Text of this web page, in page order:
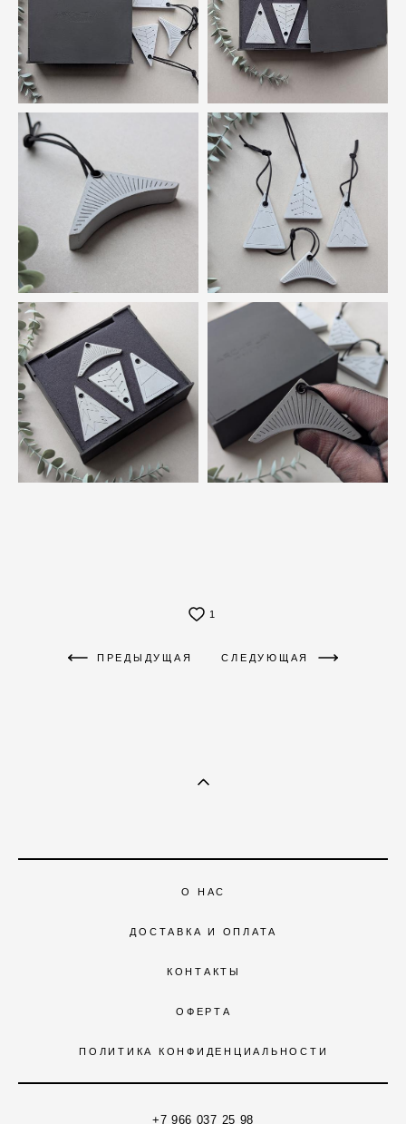
1
ПРЕДЫДУЩАЯ СЛЕДУЮЩАЯ
О НАС
ДОСТАВКА И ОПЛАТА
КОНТАКТЫ
ОФЕРТА
ПОЛИТИКА КОНФИДЕНЦИАЛЬНОСТИ
+7 966 037 25 98